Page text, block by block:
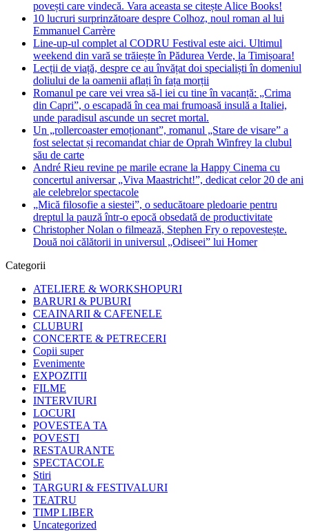
povești care vindecă. Vara aceasta se citește Alice Books!
10 lucruri surprinzătoare despre Colhoz, noul roman al lui
Emmanuel Carrère
Line-up-ul complet al CODRU Festival este aici. Ultimul
weekend din vară se trăiește în Pădurea Verde, la Timișoara!
Lecții de viață, despre ce au învățat doi specialiști în domeniul
doliului de la oamenii aflați în fața morții
Romanul pe care vei vrea să-l iei cu tine în vacanță: „Crima
din Capri”, o escapadă în cea mai frumoasă insulă a Italiei,
unde paradisul ascunde un secret mortal.
Un „rollercoaster emoționant”, romanul „Stare de visare” a
fost selectat și recomandat chiar de Oprah Winfrey la clubul
său de carte
André Rieu revine pe marile ecrane la Happy Cinema cu
concertul aniversar „Viva Maastricht!”, dedicat celor 20 de ani
ale celebrelor spectacole
„Mică filosofie a siestei”, o seducătoare pledoarie pentru
dreptul la pauză într-o epocă obsedată de productivitate
Christopher Nolan o filmează, Stephen Fry o repovestește.
Două noi călătorii in universul „Odiseei” lui Homer
Categorii
ATELIERE & WORKSHOPURI
BARURI & PUBURI
CEAINARII & CAFENELE
CLUBURI
CONCERTE & PETRECERI
Copii super
Evenimente
EXPOZITII
FILME
INTERVIURI
LOCURI
POVESTEA TA
POVESTI
RESTAURANTE
SPECTACOLE
Stiri
TARGURI & FESTIVALURI
TEATRU
TIMP LIBER
Uncategorized